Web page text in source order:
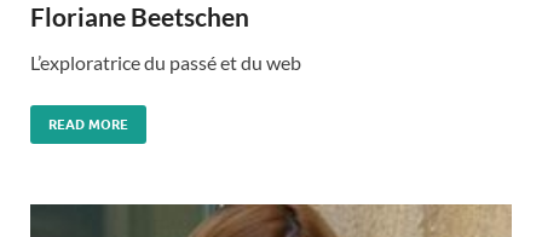
Floriane Beetschen
L’exploratrice du passé et du web
READ MORE